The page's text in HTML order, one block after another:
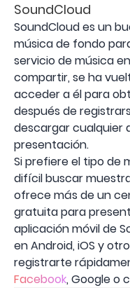
SoundCloud
SoundCloud es un
música de fondo
servicio de música
compartir, se ha
acceder a él para
después de
descargar cualquier
presentación.
Si prefiere el tipo de
difícil buscar
ofrece más de un
gratuita para
aplicación móvil de
en Android, iOS y
registrarte
Facebook, Google o